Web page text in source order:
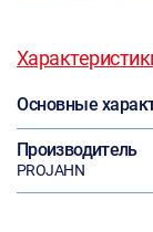
Основные
Производитель
PROJAHN